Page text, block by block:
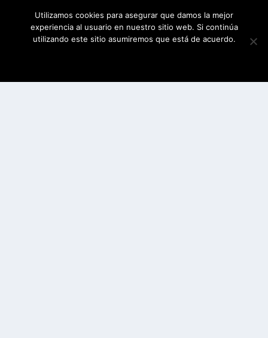
Utilizamos cookies para asegurar que damos la mejor
experiencia al usuario en nuestro sitio web. Si continúa
utilizando este sitio asumiremos que está de acuerdo.